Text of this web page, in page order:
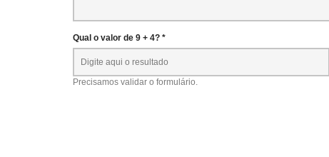
Qual o valor de 9 + 4? *
Precisamos validar o formulário.